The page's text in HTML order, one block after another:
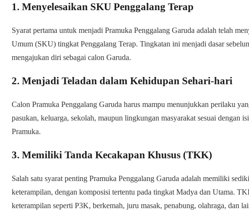
1. Menyelesaikan SKU Penggalang Terap
Syarat pertama untuk menjadi Pramuka Penggalang Garuda adalah telah
Umum (SKU) tingkat Penggalang Terap. Tingkatan ini menjadi dasar
mengajukan diri sebagai calon Garuda.
2. Menjadi Teladan dalam Kehidupan Sehari-hari
Calon Pramuka Penggalang Garuda harus mampu menunjukkan perilaku
pasukan, keluarga, sekolah, maupun lingkungan masyarakat sesuai dengan
Pramuka.
3. Memiliki Tanda Kecakapan Khusus (TKK)
Salah satu syarat penting Pramuka Penggalang Garuda adalah memiliki
keterampilan, dengan komposisi tertentu pada tingkat Madya dan Utama.
keterampilan seperti P3K, berkemah, juru masak, penabung, olahraga, dan